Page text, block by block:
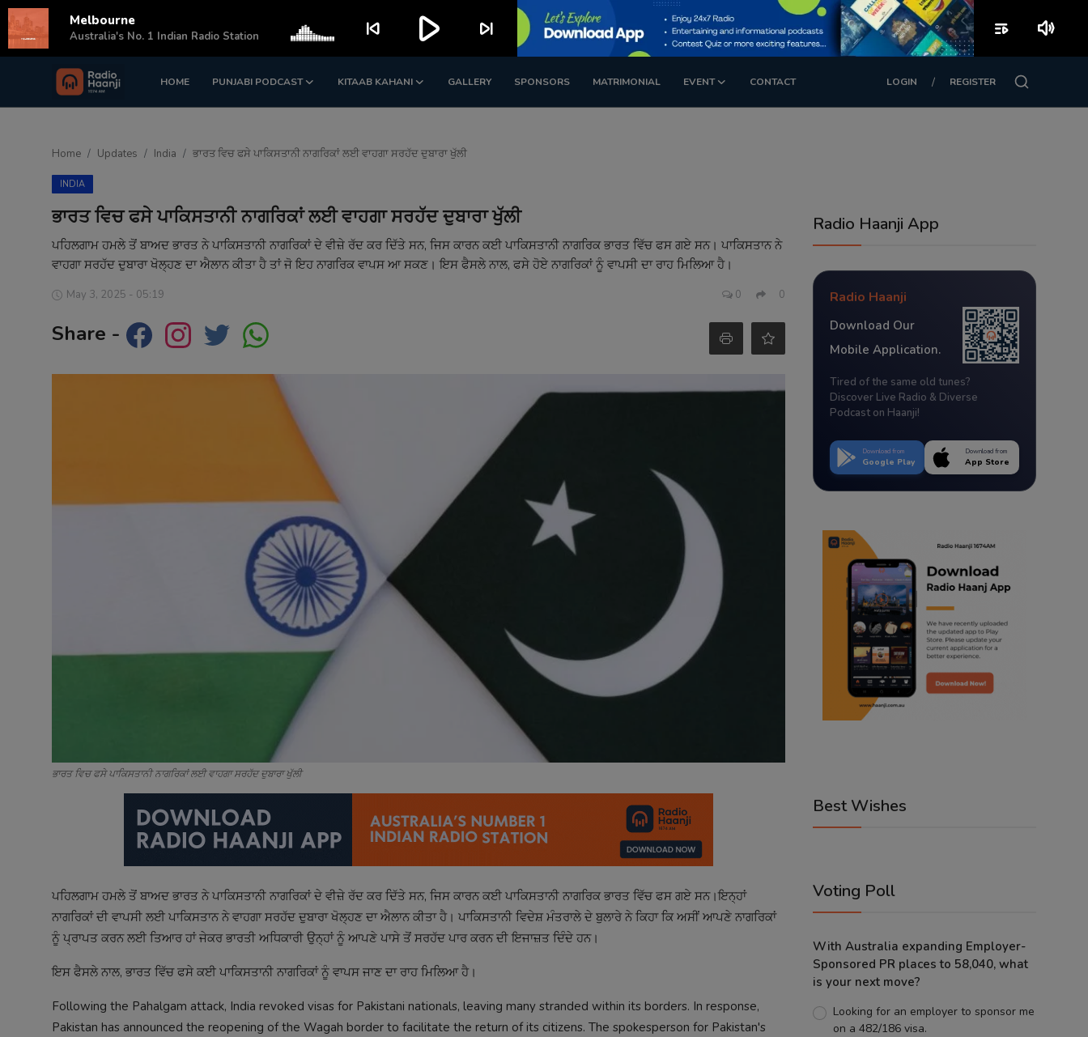
HOME PUNJABI PODCAST KITAAB KAHANI GALLERY SPONSORS MATRIMONIAL EVENT CONTACT LOGIN / REGISTER
Login Register
Punjabi Podcast
Kitaab Kahani
Home Updates India ਭਾਰਤ ਵਿਚ ਫਸੇ ਪਾਕਿਸਤਾਨੀ ਨਾਗਰਿਕਾਂ ਲਈ ਵਾਹਗਾ ਸਰਹੱਦ ਦੁਬਾਰਾ ਖੁੱਲੀ
INDIA
ਭਾਰਤ ਵਿਚ ਫਸੇ ਪਾਕਿਸਤਾਨੀ ਨਾਗਰਿਕਾਂ ਲਈ ਵਾਹਗਾ ਸਰਹੱਦ ਦੁਬਾਰਾ ਖੁੱਲੀ
ਪਹਿਲਗਾਮ ਹਮਲੇ ਤੋਂ ਬਾਅਦ ਭਾਰਤ ਨੇ ਪਾਕਿਸਤਾਨੀ ਨਾਗਰਿਕਾਂ ਦੇ ਵੀਜ਼ੇ ਰੱਦ ਕਰ ਦਿੱਤੇ ਸਨ, ਜਿਸ ਕਾਰਨ ਕਈ ਪਾਕਿਸਤਾਨੀ ਨਾਗਰਿਕ ਭਾਰਤ ਵਿੱਚ ਫਸ ਗਏ ਸਨ। ਪਾਕਿਸਤਾਨ ਨੇ
ਵਾਹਗਾ ਸਰਹੱਦ ਦੁਬਾਰਾ ਖੋਲ੍ਹਣ ਦਾ ਐਲਾਨ ਕੀਤਾ ਹੈ ਤਾਂ ਜੋ ਇਹ ਨਾਗਰਿਕ ਵਾਪਸ ਆ ਸਕਣ। ਇਸ ਫੈਸਲੇ ਨਾਲ, ਫਸੇ ਹੋਏ ਨਾਗਰਿਕਾਂ ਨੂੰ ਵਾਪਸੀ ਦਾ ਰਾਹ ਮਿਲਿਆ ਹੈ।
May 3, 2025 - 05:19 0 0
Share -
ਭਾਰਤ ਵਿਚ ਫਸੇ ਪਾਕਿਸਤਾਨੀ ਨਾਗਰਿਕਾਂ ਲਈ ਵਾਹਗਾ ਸਰਹੱਦ ਦੁਬਾਰਾ ਖੁੱਲੀ
ਪਹਿਲਗਾਮ ਹਮਲੇ ਤੋਂ ਬਾਅਦ ਭਾਰਤ ਨੇ ਪਾਕਿਸਤਾਨੀ ਨਾਗਰਿਕਾਂ ਦੇ ਵੀਜ਼ੇ ਰੱਦ ਕਰ ਦਿੱਤੇ ਸਨ, ਜਿਸ ਕਾਰਨ ਕਈ ਪਾਕਿਸਤਾਨੀ ਨਾਗਰਿਕ ਭਾਰਤ ਵਿੱਚ ਫਸ ਗਏ ਸਨ।ਇਨ੍ਹਾਂ
ਨਾਗਰਿਕਾਂ ਦੀ ਵਾਪਸੀ ਲਈ ਪਾਕਿਸਤਾਨ ਨੇ ਵਾਹਗਾ ਸਰਹੱਦ ਦੁਬਾਰਾ ਖੋਲ੍ਹਣ ਦਾ ਐਲਾਨ ਕੀਤਾ ਹੈ। ਪਾਕਿਸਤਾਨੀ ਵਿਦੇਸ਼ ਮੰਤਰਾਲੇ ਦੇ ਬੁਲਾਰੇ ਨੇ ਕਿਹਾ ਕਿ ਅਸੀਂ ਆਪਣੇ ਨਾਗਰਿਕਾਂ
ਨੂੰ ਪ੍ਰਾਪਤ ਕਰਨ ਲਈ ਤਿਆਰ ਹਾਂ ਜੇਕਰ ਭਾਰਤੀ ਅਧਿਕਾਰੀ ਉਨ੍ਹਾਂ ਨੂੰ ਆਪਣੇ ਪਾਸੇ ਤੋਂ ਸਰਹੱਦ ਪਾਰ ਕਰਨ ਦੀ ਇਜਾਜ਼ਤ ਦਿੰਦੇ ਹਨ।
ਇਸ ਫੈਸਲੇ ਨਾਲ, ਭਾਰਤ ਵਿੱਚ ਫਸੇ ਕਈ ਪਾਕਿਸਤਾਨੀ ਨਾਗਰਿਕਾਂ ਨੂੰ ਵਾਪਸ ਜਾਣ ਦਾ ਰਾਹ ਮਿਲਿਆ ਹੈ।
Following the Pahalgam attack, India revoked visas for Pakistani nationals, leaving many stranded within its borders. In response,
Pakistan has announced the reopening of the Wagah border to facilitate the return of its citizens. The spokesperson for Pakistan's
Radio Haanji App
Radio Haanji
Download Our
Mobile Application.
Tired of the same old tunes?
Discover Live Radio & Diverse
Podcast on Haanji!
Download from
Google Play
Download from
App Store
Best Wishes
Voting Poll
With Australia expanding Employer-
Sponsored PR places to 58,040, what
is your next move?
Looking for an employer to sponsor me
on a 482/186 visa.
Melbourne
Australia's No. 1 Indian Radio Station skip_previous play_arrow skip_next playlist_play volume_up